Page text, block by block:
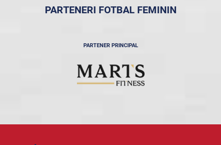
PARTENERI FOTBAL FEMININ
PARTENER PRINCIPAL